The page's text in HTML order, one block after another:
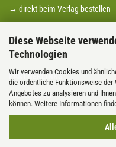
Diese Webseite
Technologien
Wir verwenden Cookies und
die ordentliche Funktionsweise der
Angebotes zu analysieren und
können. Weitere Informationen
→ direkt beim Verlag bestellen
PARTNERLINKS
Saaten Zeller